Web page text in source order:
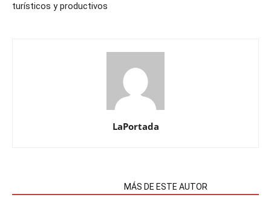
turísticos y productivos
LaPortada
MÁS DE ESTE AUTOR